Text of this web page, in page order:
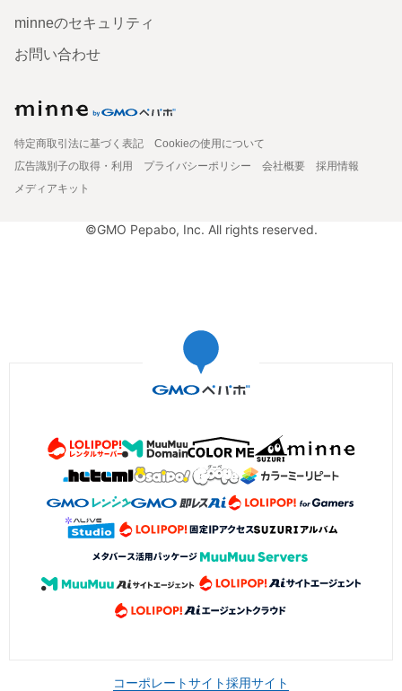
minneのセキュリティ
お問い合わせ
特定商取引法に基づく表記
Cookieの使用について
広告識別子の取得・利用
プライバシーポリシー 会社概要
採用情報
メディアキット
©GMO Pepabo, Inc. All rights reserved.
コーポレートサイト採用サイト